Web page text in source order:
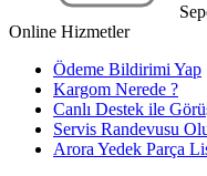
Online Hizmetler
Ödeme Bildirimi Yap
Kargom Nerede ?
Canlı Destek ile
Servis Randevusu
Arora Yedek Parça